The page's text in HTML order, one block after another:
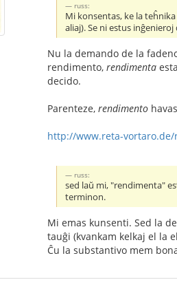
russ:
Mi konsentas, ke la
aliaj). Se ni estus
Nu la demando de la
rendimento, rendimenta
decido.
Parenteze, rendimento
http://www.reta-
russ:
sed laŭ mi, "rendimenta"
terminon.
Mi emas kunsenti. Sed la
tauĝi (kvankam kelkaj el la
Ĉu la substantivo mem